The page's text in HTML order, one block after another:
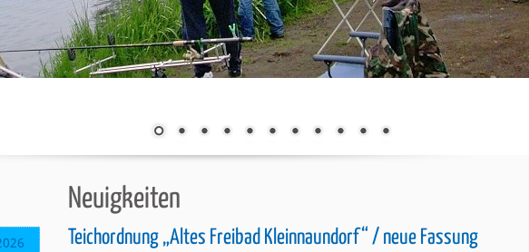
Neuigkeiten
Teichordnung „Altes Freibad Kleinnaundorf“ / neue Fassung